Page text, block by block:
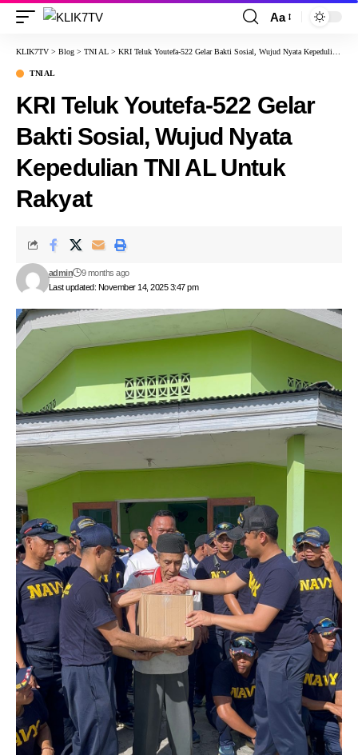
Aa
KLIK7TV > Blog > TNI AL > KRI Teluk Youtefa-522 Gelar Bakti Sosial, Wujud Nyata Kepedulian TNI AL Untuk Rakyat
TNI AL
KRI Teluk Youtefa-522 Gelar
Bakti Sosial, Wujud Nyata
Kepedulian TNI AL Untuk
Rakyat
Last updated: November 14, 2025 3:47 pm
admin 9 months ago